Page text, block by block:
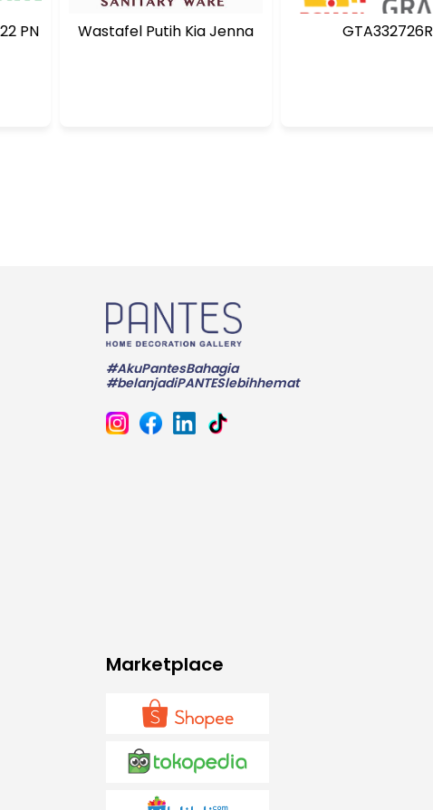
PN Wastafel Putih Kia Jenna GTA332726R
#AkuPantesBahagia
#belanjadiPANTESlebihhemat
Marketplace